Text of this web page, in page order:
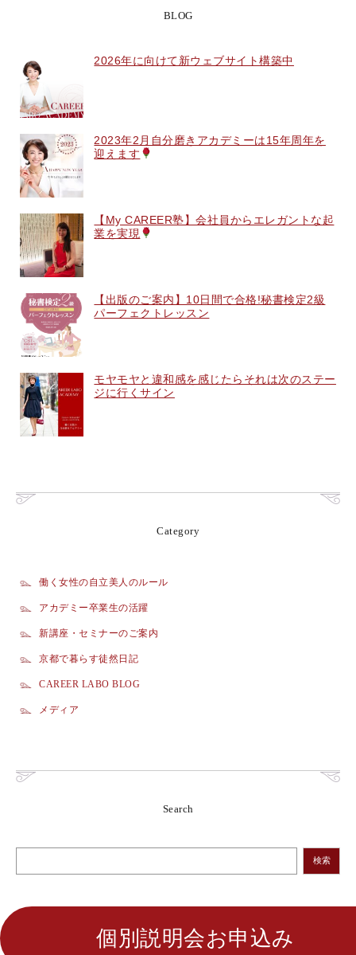
BLOG
2026年に向けて新ウェブサイト構築中
2023年2月自分磨きアカデミーは15年周年を
迎えます
【My CAREER塾】会社員からエレガントな起
業を実現
【出版のご案内】10日間で合格!秘書検定2級
パーフェクトレッスン
モヤモヤと違和感を感じたらそれは次のステー
ジに行くサイン
Category
働く女性の自立美人のルール
アカデミー卒業生の活躍
新講座・セミナーのご案内
京都で暮らす徒然日記
CAREER LABO BLOG
メディア
Search
検索
個別説明会お申込み